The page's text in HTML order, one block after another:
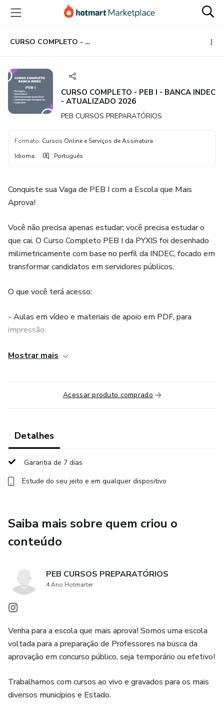
para
conteúdo
principal
para
pagamento
para
rodapé
CURSO COMPLETO - PEB I - BANCA INDEC - ATUALIZADO 2026
CURSO COMPLETO - PEB I - BANCA INDEC
- ATUALIZADO 2026
PEB CURSOS PREPARATÓRIOS
Formato: Cursos Online e Serviços de Assinatura
Idioma: Português
Conquiste sua Vaga de PEB I com a Escola que Mais
Aprova!
Você não precisa apenas estudar; você precisa estudar o
que cai. O Curso Completo PEB I da PYXIS foi desenhado
milimetricamente com base no perfil da INDEC, focado em
transformar candidatos em servidores públicos.
O que você terá acesso:
- Aulas em vídeo e materiais de apoio em PDF, para
impressão.
- Domínio Total do INDEC: Português e Matemática
- Legislação Completa: Todas as leis do edital explicadas
de forma clara e estratégica.
- Cobertura integral de todos os autores pedagógicos
onde e quando quiser, no seu ritmo.
ANTERIORES DO INDEC, que você não acha na internet!
(liberado após o período de garantia)
caminho da aprovação e garanta sua estabilidade financeira.
Garantia irrestrita de 7 dias. Não gostou? Basta cancelar,
diretamente pela plataforma, sem falar com ninguém.
Mostrar mais
Acessar produto comprado
Detalhes
Garantia de 7 dias
Estude do seu jeito e em qualquer dispositivo
Saiba mais sobre quem criou o
conteúdo
PEB CURSOS PREPARATÓRIOS
4 Ano Hotmarter
Venha para a escola que mais aprova! Somos uma escola
voltada para a preparação de Professores na busca da
aprovação em concurso público, seja temporário ou efetivo!
Trabalhamos com cursos ao vivo e gravados para os mais
diversos municípios e Estado.